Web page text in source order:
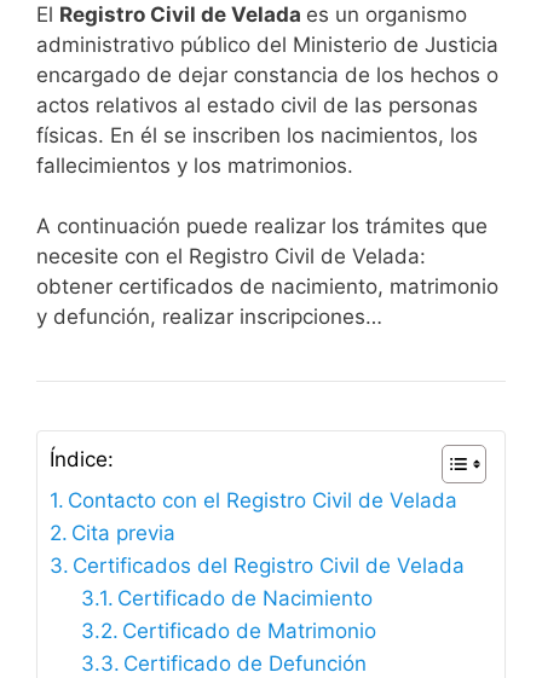
El Registro Civil de Velada es un organismo
administrativo público del Ministerio de Justicia
encargado de dejar constancia de los hechos o
actos relativos al estado civil de las personas
físicas. En él se inscriben los nacimientos, los
fallecimientos y los matrimonios.
A continuación puede realizar los trámites que
necesite con el Registro Civil de Velada:
obtener certificados de nacimiento, matrimonio
y defunción, realizar inscripciones…
Índice:
Contacto con el Registro Civil de Velada
Cita previa
Certificados del Registro Civil de Velada
Certificado de Nacimiento
Certificado de Matrimonio
Certificado de Defunción